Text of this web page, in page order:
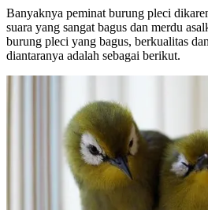
Banyaknya peminat burung pleci
suara yang sangat bagus dan merdu
burung pleci yang bagus, berkualitas
diantaranya adalah sebagai berikut.